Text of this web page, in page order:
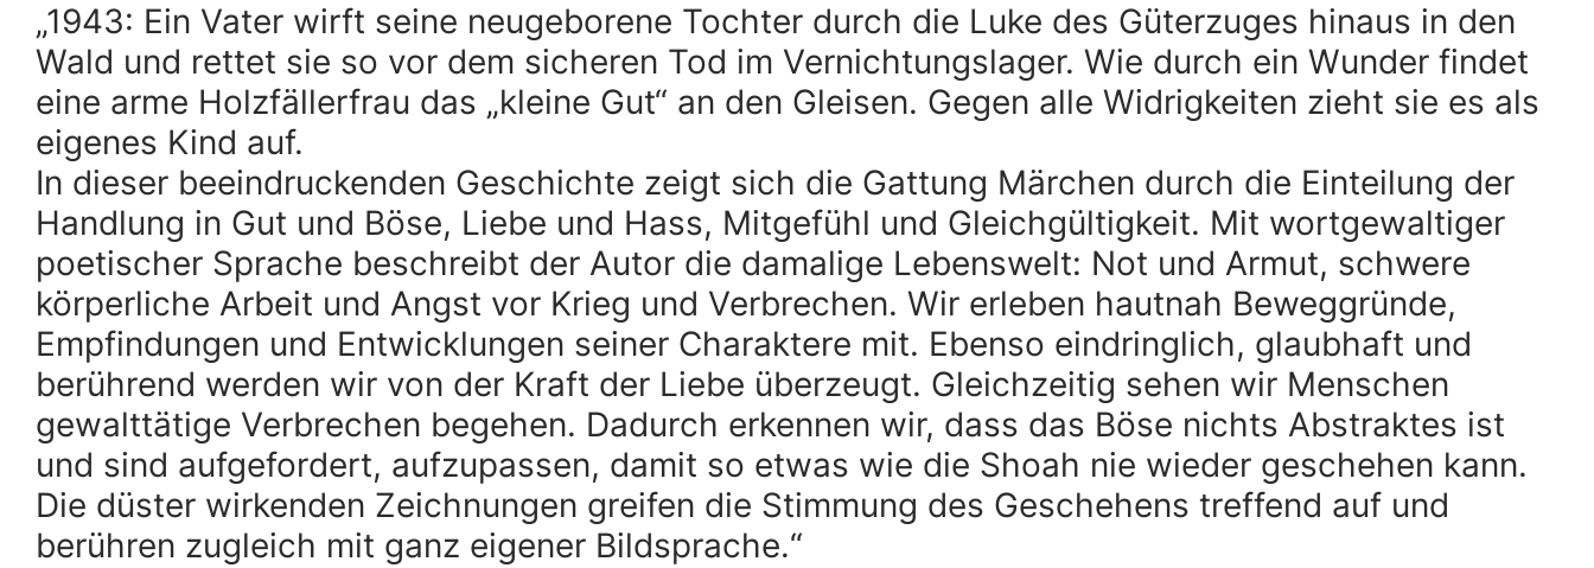
„1943: Ein Vater wirft seine neugeborene Tochter durch die Luke des Güterzuges hinaus in den
Wald und rettet sie so vor dem sicheren Tod im Vernichtungslager. Wie durch ein Wunder findet
eine arme Holzfällerfrau das „kleine Gut“ an den Gleisen. Gegen alle Widrigkeiten zieht sie es als
eigenes Kind auf.
In dieser beeindruckenden Geschichte zeigt sich die Gattung Märchen durch die Einteilung der
Handlung in Gut und Böse, Liebe und Hass, Mitgefühl und Gleichgültigkeit. Mit wortgewaltiger
poetischer Sprache beschreibt der Autor die damalige Lebenswelt: Not und Armut, schwere
körperliche Arbeit und Angst vor Krieg und Verbrechen. Wir erleben hautnah Beweggründe,
Empfindungen und Entwicklungen seiner Charaktere mit. Ebenso eindringlich, glaubhaft und
berührend werden wir von der Kraft der Liebe überzeugt. Gleichzeitig sehen wir Menschen
gewalttätige Verbrechen begehen. Dadurch erkennen wir, dass das Böse nichts Abstraktes ist
und sind aufgefordert, aufzupassen, damit so etwas wie die Shoah nie wieder geschehen kann.
Die düster wirkenden Zeichnungen greifen die Stimmung des Geschehens treffend auf und
berühren zugleich mit ganz eigener Bildsprache.“